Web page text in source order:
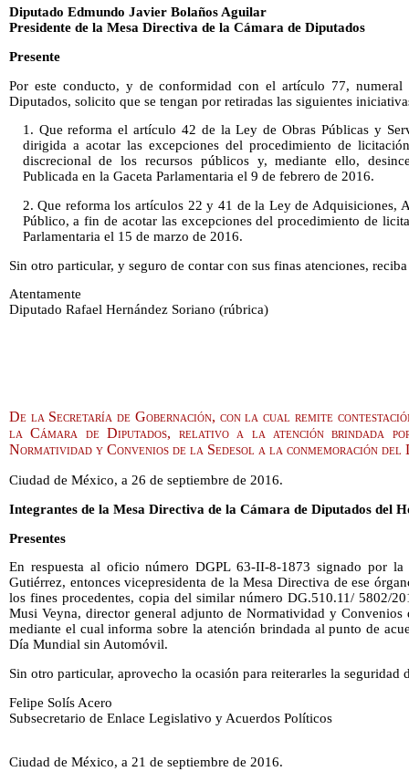
Diputado Edmundo Javier Bolaños Aguilar
Presidente de la Mesa Directiva de la Cámara de Diputados
Presente
Por este conducto, y de conformidad con el artículo 77,
Diputados, solicito que se tengan por retiradas las siguientes
1. Que reforma el artículo 42 de la Ley de Obras Públicas y
dirigida a acotar las excepciones del procedimiento de
discrecional de los recursos públicos y, mediante ello,
Publicada en la Gaceta Parlamentaria el 9 de febrero de 2016.
2. Que reforma los artículos 22 y 41 de la Ley de Adquisiciones,
Público, a fin de acotar las excepciones del procedimiento de
Parlamentaria el 15 de marzo de 2016.
Sin otro particular, y seguro de contar con sus finas atenciones,
Atentamente
Diputado Rafael Hernández Soriano (rúbrica)
De la Secretaría de Gobernación, con la cual remite
la Cámara de Diputados, relativo a la atención brindada
Normatividad y Convenios de la Sedesol a la conmemoración
Ciudad de México, a 26 de septiembre de 2016.
Integrantes de la Mesa Directiva de la Cámara de Diputados del
Presentes
En respuesta al oficio número DGPL 63-II-8-1873 signado por la
Gutiérrez, entonces vicepresidenta de la Mesa Directiva de ese
los fines procedentes, copia del similar número DG.510.11/ 5802/
Musi Veyna, director general adjunto de Normatividad y Convenios
mediante el cual informa sobre la atención brindada al punto de
Día Mundial sin Automóvil.
Sin otro particular, aprovecho la ocasión para reiterarles la
Felipe Solís Acero
Subsecretario de Enlace Legislativo y Acuerdos Políticos
Ciudad de México, a 21 de septiembre de 2016.